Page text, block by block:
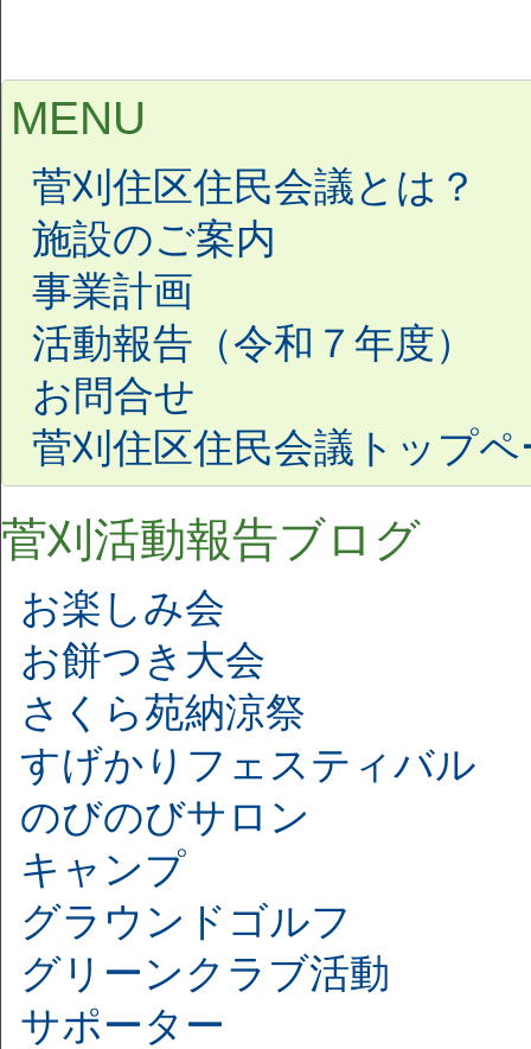
MENU
菅刈住区住民会議とは？
施設のご案内
事業計画
活動報告（令和７年度）
お問合せ
菅刈住区住民会議トップペ
菅刈活動報告ブログ
お楽しみ会
お餅つき大会
さくら苑納涼祭
すげかりフェスティバル
のびのびサロン
キャンプ
グラウンドゴルフ
グリーンクラブ活動
サポーター